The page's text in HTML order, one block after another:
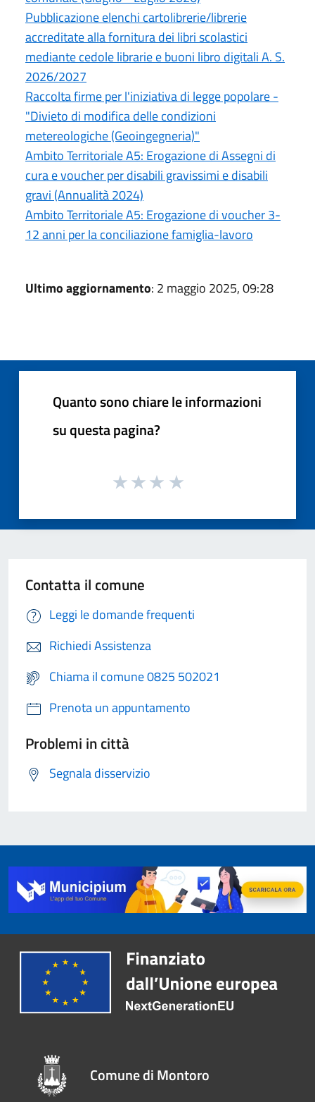
Pubblicazione elenchi cartolibrerie/librerie
accreditate alla fornitura dei libri scolastici
mediante cedole librarie e buoni libro digitali A. S.
2026/2027
Raccolta firme per l'iniziativa di legge popolare -
"Divieto di modifica delle condizioni
metereologiche (Geoingegneria)"
Ambito Territoriale A5: Erogazione di Assegni di
cura e voucher per disabili gravissimi e disabili
gravi (Annualità 2024)
Ambito Territoriale A5: Erogazione di voucher 3-
12 anni per la conciliazione famiglia-lavoro
Ultimo aggiornamento: 2 maggio 2025, 09:28
Quanto sono chiare le informazioni
su questa pagina?
Contatta il comune
Leggi le domande frequenti
Richiedi Assistenza
Chiama il comune 0825 502021
Prenota un appuntamento
Problemi in città
Segnala disservizio
Comune di Montoro